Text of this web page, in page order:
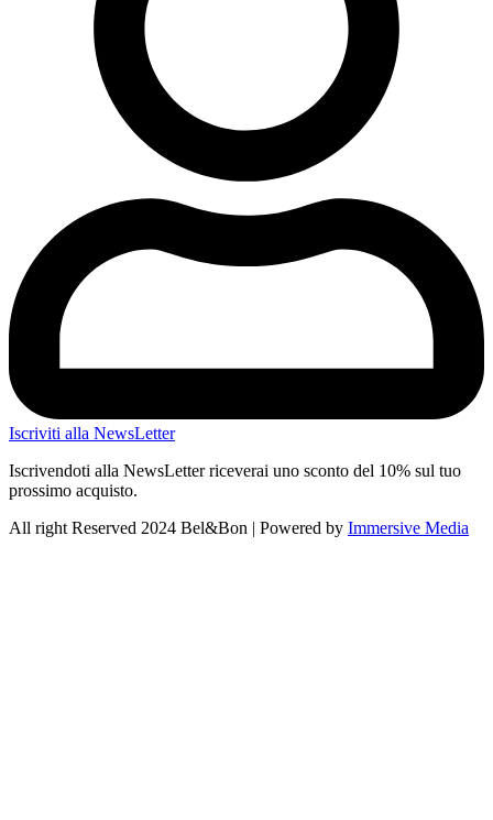
Iscriviti alla NewsLetter
Iscrivendoti alla NewsLetter riceverai uno sconto del 10% sul tuo
prossimo acquisto.
All right Reserved 2024 Bel&Bon | Powered by Immersive Media